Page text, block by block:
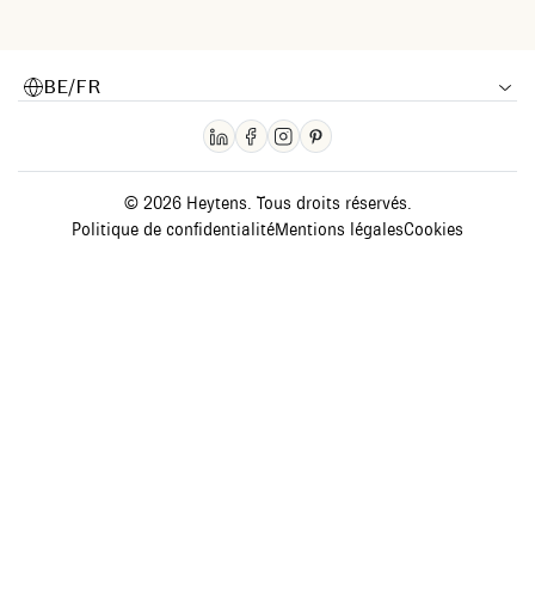
BE/FR
© 2026 Heytens. Tous droits réservés.
Politique de confidentialitéMentions légalesCookies